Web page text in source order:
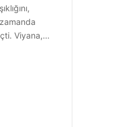
Viyana,…